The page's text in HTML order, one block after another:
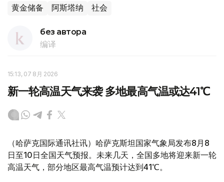
黄金储备 阿斯塔纳 社会
без автора
编译
15:13, 07 8月 2026
新一轮高温天气来袭 多地最高气温或达41℃
（哈萨克国际通讯社讯）哈萨克斯坦国家气象局发布8月8
日至10日全国天气预报。未来几天，全国多地将迎来新一轮
高温天气，部分地区最高气温预计达到41℃。